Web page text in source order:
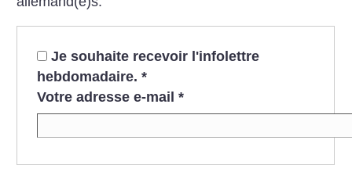
Je souhaite recevoir l'infolettre
hebdomadaire. *
Votre adresse e-mail *